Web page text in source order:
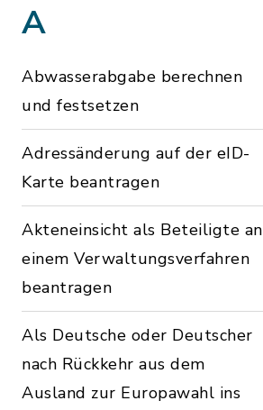
A
Abwasserabgabe berechnen
und festsetzen
Adressänderung auf der eID-
Karte beantragen
Akteneinsicht als Beteiligte an
einem Verwaltungsverfahren
beantragen
Als Deutsche oder Deutscher
nach Rückkehr aus dem
Ausland zur Europawahl ins